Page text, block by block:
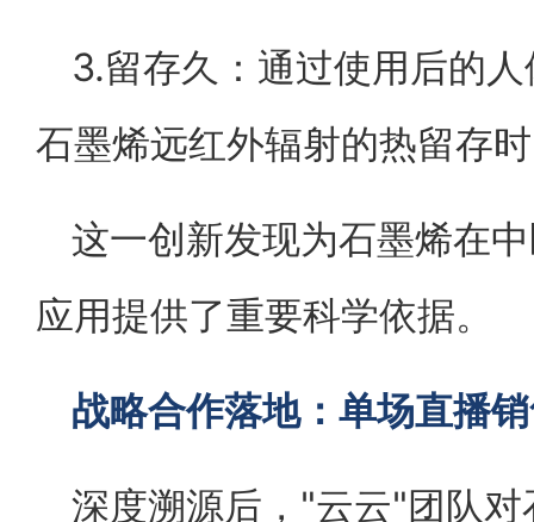
3.留存久：通过使用后的
石墨烯远红外辐射的热留存
这一创新发现为石墨烯在
应用提供了重要科学依据。
战略合作落地：单场直播
深度溯源后，"云云"团队